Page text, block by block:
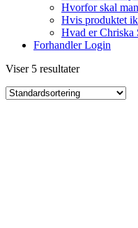
Hvorfor skal
Hvis produktet
Hvad er Chriska
Forhandler Login
Viser 5 resultater